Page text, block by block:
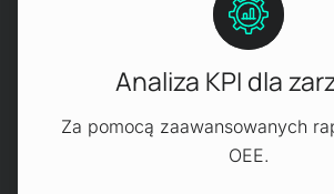
Analiza KPI dla
Za pomocą zaawansowanych
OEE.